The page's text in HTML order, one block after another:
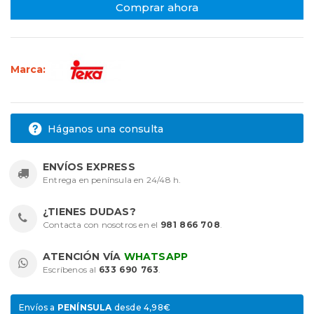
Comprar ahora
Marca:
Háganos una consulta
ENVÍOS EXPRESS
Entrega en península en 24/48 h.
¿TIENES DUDAS?
Contacta con nosotros en el 981 866 708.
ATENCIÓN VÍA WHATSAPP
Escríbenos al 633 690 763.
Envíos a PENÍNSULAdesde 4,98€